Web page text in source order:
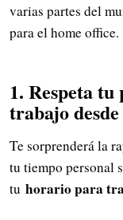
varias partes del
para el home office.
1. Respeta
trabajo desde
Te sorprenderá la
tu tiempo personal
tu horario para